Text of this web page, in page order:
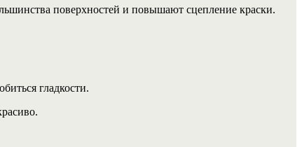
поверхностей и повышают сцепление краски.
гладкости.